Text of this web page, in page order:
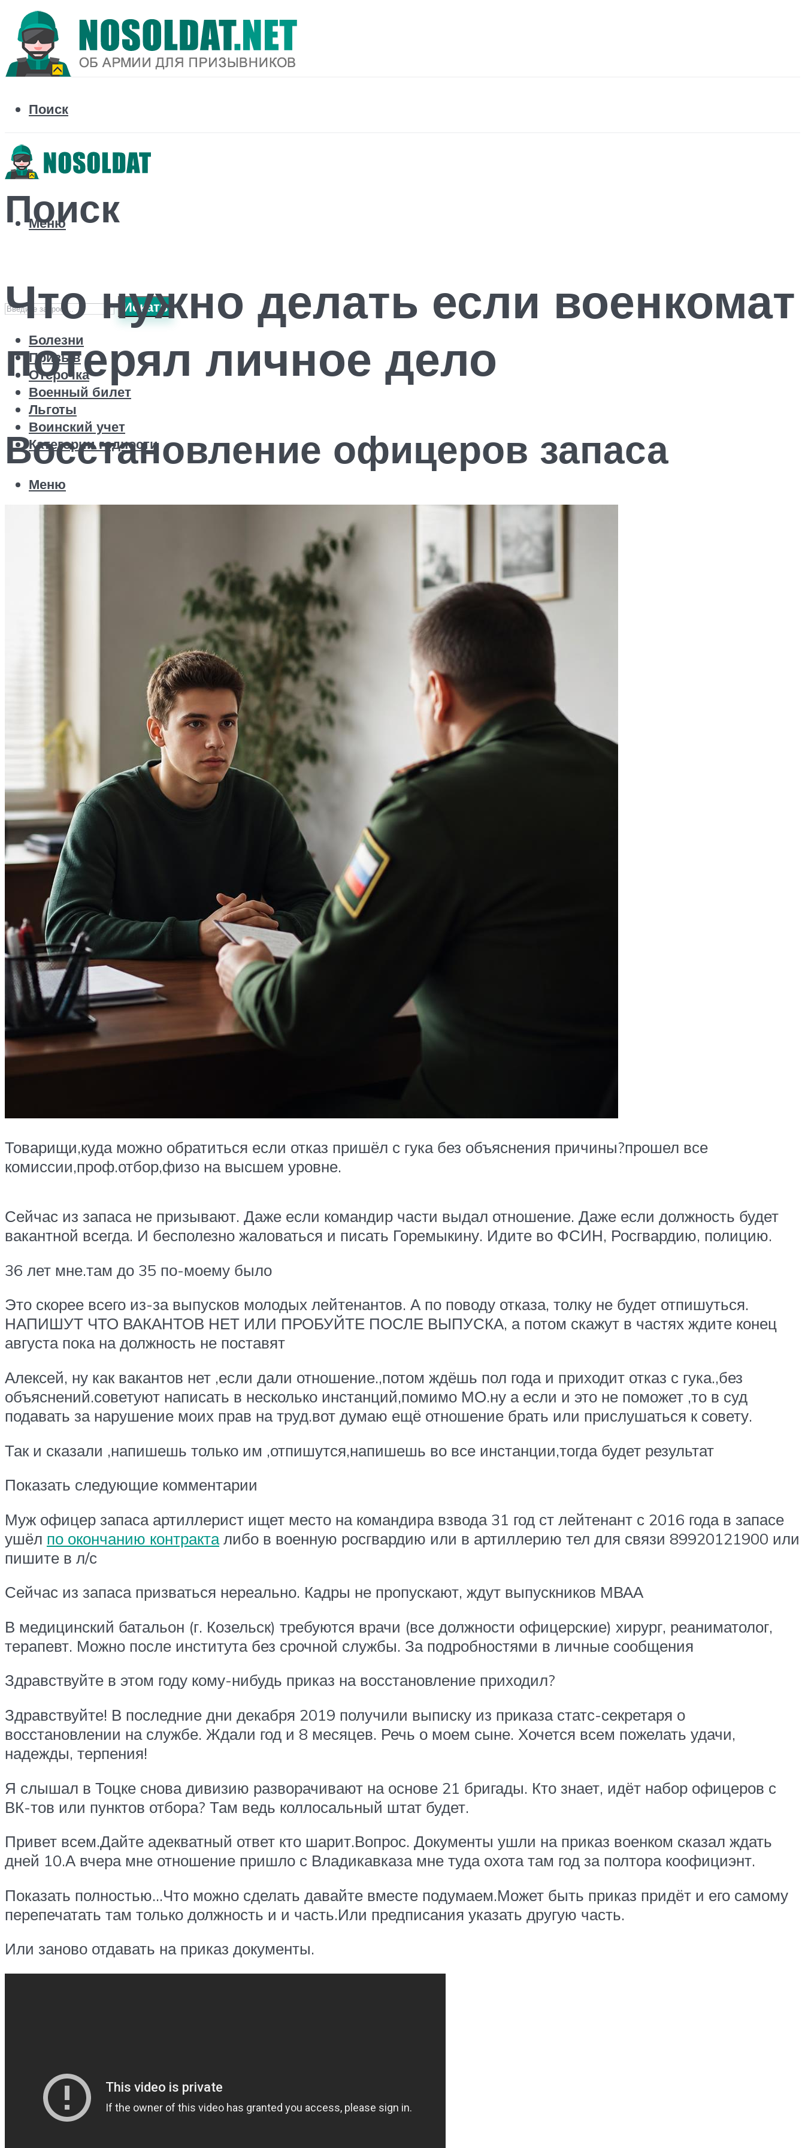
Поиск
Поиск
Искать
Болезни
Призыв
Отсрочка
Военный билет
Льготы
Воинский учет
Категории годности
Меню
Меню
Что нужно делать если военкомат
потерял личное дело
Восстановление офицеров запаса
Товарищи,куда можно обратиться если отказ пришёл с гука без объяснения причины?прошел все
комиссии,проф.отбор,физо на высшем уровне.
Сейчас из запаса не призывают. Даже если командир части выдал отношение. Даже если должность будет
вакантной всегда. И бесполезно жаловаться и писать Горемыкину. Идите во ФСИН, Росгвардию, полицию.
36 лет мне.там до 35 по-моему было
Это скорее всего из-за выпусков молодых лейтенантов. А по поводу отказа, толку не будет отпишуться.
НАПИШУТ ЧТО ВАКАНТОВ НЕТ ИЛИ ПРОБУЙТЕ ПОСЛЕ ВЫПУСКА, а потом скажут в частях ждите конец
августа пока на должность не поставят
Алексей, ну как вакантов нет ,если дали отношение.,потом ждёшь пол года и приходит отказ с гука.,без
объяснений.советуют написать в несколько инстанций,помимо МО.ну а если и это не поможет ,то в суд
подавать за нарушение моих прав на труд.вот думаю ещё отношение брать или прислушаться к совету.
Так и сказали ,напишешь только им ,отпишутся,напишешь во все инстанции,тогда будет результат
Показать следующие комментарии
Муж офицер запаса артиллерист ищет место на командира взвода 31 год ст лейтенант с 2016 года в запасе
ушёл по окончанию контракталибо в военную росгвардию или в артиллерию тел для связи 89920121900 или
пишите в л/с
Сейчас из запаса призваться нереально. Кадры не пропускают, ждут выпускников МВАА
В медицинский батальон (г. Козельск) требуются врачи (все должности офицерские) хирург, реаниматолог,
терапевт. Можно после института без срочной службы. За подробностями в личные сообщения
Здравствуйте в этом году кому-нибудь приказ на восстановление приходил?
Здравствуйте! В последние дни декабря 2019 получили выписку из приказа статс-секретаря о
восстановлении на службе. Ждали год и 8 месяцев. Речь о моем сыне. Хочется всем пожелать удачи,
надежды, терпения!
Я слышал в Тоцке снова дивизию разворачивают на основе 21 бригады. Кто знает, идёт набор офицеров с
ВК-тов или пунктов отбора? Там ведь коллосальный штат будет.
Привет всем.Дайте адекватный ответ кто шарит.Вопрос. Документы ушли на приказ военком сказал ждать
дней 10.А вчера мне отношение пришло с Владикавказа мне туда охота там год за полтора коофициэнт.
Показать полностью…Что можно сделать давайте вместе подумаем.Может быть приказ придёт и его самому
перепечатать там только должность и и часть.Или предписания указать другую часть.
Или заново отдавать на приказ документы.